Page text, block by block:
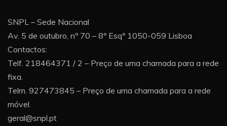
SNPL – Sede Nacional
Av. 5 de outubro, nº 70 – 8º Esqº 1050-059 Lisboa
Contactos:
Telf. 218464371 / 2 – Preço de uma chamada para a rede
fixa.
Telm. 927473845 – Preço de uma chamada para a rede
móvel.
geral@snpl.pt